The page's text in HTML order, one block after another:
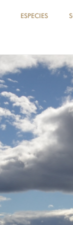
ESPECIES